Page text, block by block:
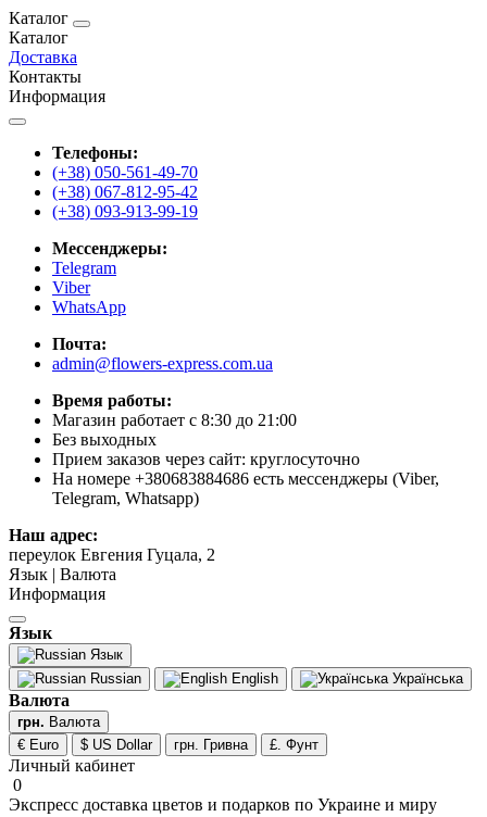
Каталог
Каталог
Доставка
Контакты
Информация
Телефоны:
(+38) 050-561-49-70
(+38) 067-812-95-42
(+38) 093-913-99-19
Мессенджеры:
Telegram
Viber
WhatsApp
Почта:
admin@flowers-express.com.ua
Время работы:
Магазин работает с 8:30 до 21:00
Без выходных
Прием заказов через сайт: круглосуточно
На номере +380683884686 есть мессенджеры (Viber,
Telegram, Whatsapp)
Наш адрес:
переулок Евгения Гуцала, 2
Язык | Валюта
Информация
Язык
Язык
Russian
English Українська
Валюта
грн. Валюта
€ Euro
$ US Dollar грн. Гривна £. Фунт
Личный кабинет
0
Экспресс доставка цветов и подарков по Украине и миру